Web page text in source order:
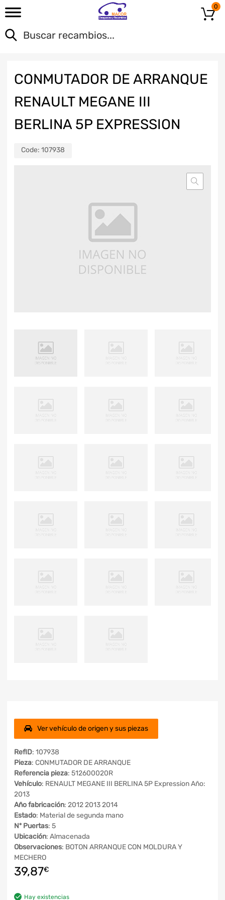
0
CONMUTADOR DE ARRANQUE
RENAULT MEGANE III
BERLINA 5P EXPRESSION
Code: 107938
Ver vehículo de origen y sus piezas
RefID: 107938
Pieza: CONMUTADOR DE ARRANQUE
Referencia pieza: 512600020R
Vehículo: RENAULT MEGANE III BERLINA 5P Expression Año:
2013
Año fabricación: 2012 2013 2014
Estado: Material de segunda mano
Nº Puertas: 5
Ubicación: Almacenada
Observaciones: BOTON ARRANQUE CON MOLDURA Y
MECHERO
39,87€
Hay existencias